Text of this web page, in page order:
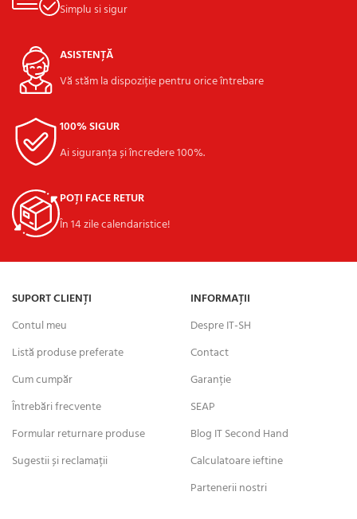
Simplu si sigur
ASISTENȚĂ
Vă stăm la dispoziție pentru orice întrebare
100% SIGUR
Ai siguranța și încredere 100%.
POȚI FACE RETUR
În 14 zile calendaristice!
SUPORT CLIENȚI
Contul meu
Listă produse preferate
Cum cumpăr
Întrebări frecvente
Formular returnare produse
Sugestii și reclamații
INFORMAȚII
Despre IT-SH
Contact
Garanție
SEAP
Blog IT Second Hand
Calculatoare ieftine
Partenerii nostri